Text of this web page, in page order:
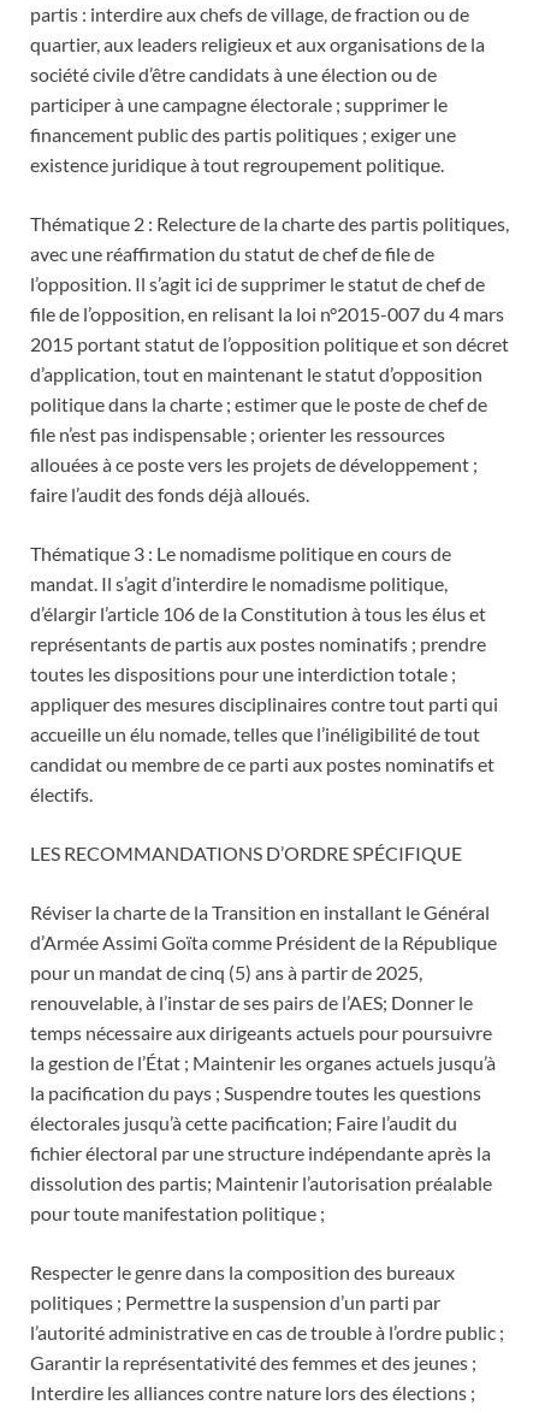
partis : interdire aux chefs de village, de fraction ou de
quartier, aux leaders religieux et aux organisations de la
société civile d’être candidats à une élection ou de
participer à une campagne électorale ; supprimer le
financement public des partis politiques ; exiger une
existence juridique à tout regroupement politique.
Thématique 2 : Relecture de la charte des partis politiques,
avec une réaffirmation du statut de chef de file de
l’opposition. Il s’agit ici de supprimer le statut de chef de
file de l’opposition, en relisant la loi n°2015-007 du 4 mars
2015 portant statut de l’opposition politique et son décret
d’application, tout en maintenant le statut d’opposition
politique dans la charte ; estimer que le poste de chef de
file n’est pas indispensable ; orienter les ressources
allouées à ce poste vers les projets de développement ;
faire l’audit des fonds déjà alloués.
Thématique 3 : Le nomadisme politique en cours de
mandat. Il s’agit d’interdire le nomadisme politique,
d’élargir l’article 106 de la Constitution à tous les élus et
représentants de partis aux postes nominatifs ; prendre
toutes les dispositions pour une interdiction totale ;
appliquer des mesures disciplinaires contre tout parti qui
accueille un élu nomade, telles que l’inéligibilité de tout
candidat ou membre de ce parti aux postes nominatifs et
électifs.
LES RECOMMANDATIONS D’ORDRE SPÉCIFIQUE
Réviser la charte de la Transition en installant le Général
d’Armée Assimi Goïta comme Président de la République
pour un mandat de cinq (5) ans à partir de 2025,
renouvelable, à l’instar de ses pairs de l’AES; Donner le
temps nécessaire aux dirigeants actuels pour poursuivre
la gestion de l’État ; Maintenir les organes actuels jusqu’à
la pacification du pays ; Suspendre toutes les questions
électorales jusqu’à cette pacification; Faire l’audit du
fichier électoral par une structure indépendante après la
dissolution des partis; Maintenir l’autorisation préalable
pour toute manifestation politique ;
Respecter le genre dans la composition des bureaux
politiques ; Permettre la suspension d’un parti par
l’autorité administrative en cas de trouble à l’ordre public ;
Garantir la représentativité des femmes et des jeunes ;
Interdire les alliances contre nature lors des élections ;